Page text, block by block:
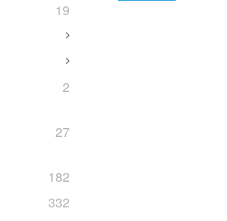
19
2
27
182
332